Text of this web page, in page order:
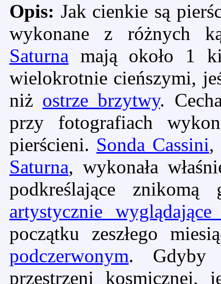
Opis: Jak cienkie są
wykonane z różnych
Saturna mają około 1
wielokrotnie cieńszymi,
niż ostrze brzytwy.
przy fotografiach
pierścieni. Sonda Cassini,
Saturna, wykonała
podkreślające
artystycznie wyglądające
początku zeszłego
podczerwonym. Gdyby
przestrzeni kosmicznej,